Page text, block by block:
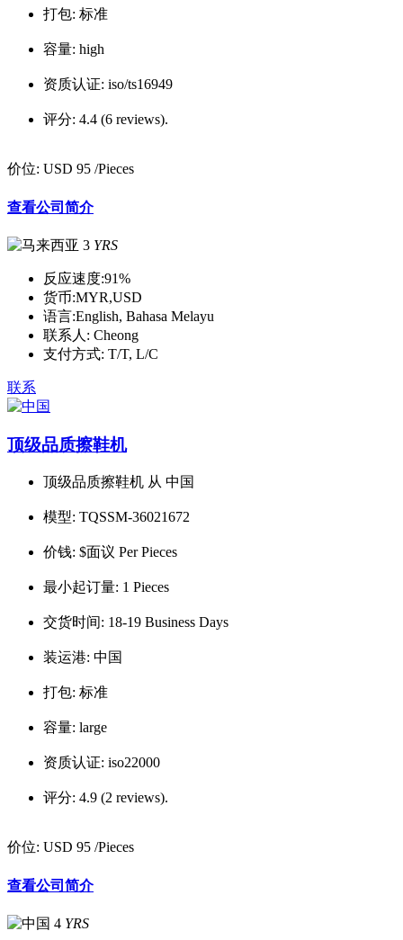
打包: 标准
容量: high
资质认证: iso/ts16949
评分: 4.4 (6 reviews).
价位: USD 95 /Pieces
查看公司简介
3 YRS
反应速度:91%
货币:MYR,USD
语言:English, Bahasa Melayu
联系人: Cheong
支付方式: T/T, L/C
联系
顶级品质擦鞋机
顶级品质擦鞋机 从 中国
模型: TQSSM-36021672
价钱: $面议 Per Pieces
最小起订量: 1 Pieces
交货时间: 18-19 Business Days
装运港: 中国
打包: 标准
容量: large
资质认证: iso22000
评分: 4.9 (2 reviews).
价位: USD 95 /Pieces
查看公司简介
4 YRS